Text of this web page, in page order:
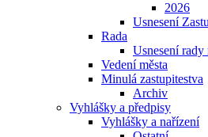
2026
Usnesení
Rada
Usnesení rady
Vedení města
Minulá zastupitestva
Archiv
Vyhlášky a předpisy
Vyhlášky a nařízení